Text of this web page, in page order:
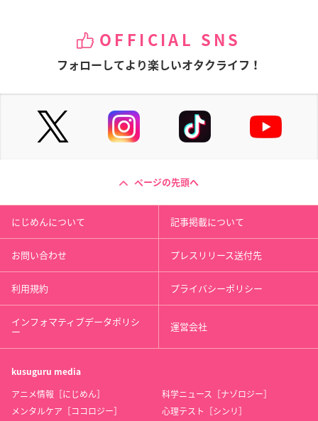
OFFICIAL SNS
フォローしてより楽しいオタクライフ！
ページの先頭へ
にじめんについて 記事掲載について
お問い合わせ プレスリリース送付先
利用規約 プライバシーポリシー
インフォマティブデータポリシ
ー 運営会社
kusuguru media
アニメ情報［にじめん］
科学ニュース［ナゾロジー］
メンタルケア［ココロジー］
心理テスト［シンリ］